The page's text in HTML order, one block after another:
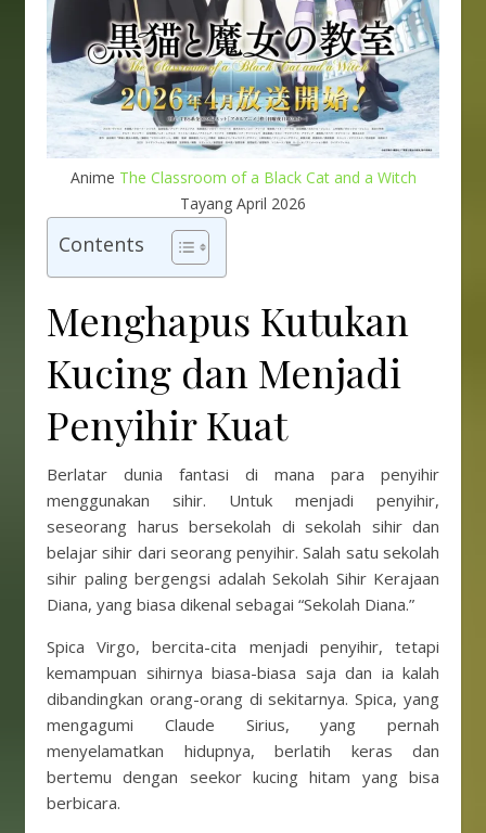
Anime The Classroom of a Black Cat and a Witch
Tayang April 2026
Contents
Menghapus Kutukan
Kucing dan Menjadi
Penyihir Kuat
Berlatar dunia fantasi di mana para penyihir
menggunakan sihir. Untuk menjadi penyihir,
seseorang harus bersekolah di sekolah sihir dan
belajar sihir dari seorang penyihir. Salah satu sekolah
sihir paling bergengsi adalah Sekolah Sihir Kerajaan
Diana, yang biasa dikenal sebagai “Sekolah Diana.”
Spica Virgo, bercita-cita menjadi penyihir, tetapi
kemampuan sihirnya biasa-biasa saja dan ia kalah
dibandingkan orang-orang di sekitarnya. Spica, yang
mengagumi Claude Sirius, yang pernah
menyelamatkan hidupnya, berlatih keras dan
bertemu dengan seekor kucing hitam yang bisa
berbicara.